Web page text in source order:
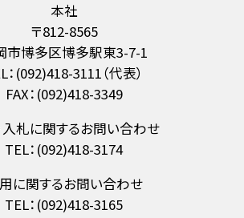
本社
〒812-8565
市博多区博多駅東3-7-1
：(092)418-3111（代表）
FAX：(092)418-3349
入札に関するお問い合わせ
TEL：(092)418-3174
に関するお問い合わせ
TEL：(092)418-3165